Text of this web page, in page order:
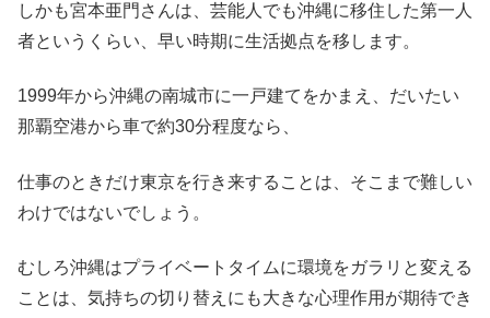
しかも宮本亜門さんは、芸能人でも沖縄に移住した第一人
者というくらい、早い時期に生活拠点を移します。
1999年から沖縄の南城市に一戸建てをかまえ、だいたい
那覇空港から車で約30分程度なら、
仕事のときだけ東京を行き来することは、そこまで難しい
わけではないでしょう。
むしろ沖縄はプライベートタイムに環境をガラリと変える
ことは、気持ちの切り替えにも大きな心理作用が期待でき